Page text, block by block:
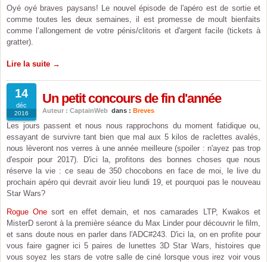
Oyé oyé braves paysans! Le nouvel épisode de l'apéro est de sortie et
comme toutes les deux semaines, il est promesse de moult bienfaits
comme l’allongement de votre pénis/clitoris et d'argent facile (tickets à
gratter).
Lire la suite →
14
déc
2016
Un petit concours de fin d'année
Auteur : CaptainWeb dans : Breves
Les jours passent et nous nous rapprochons du moment fatidique ou,
essayant de survivre tant bien que mal aux 5 kilos de raclettes avalés,
nous lèveront nos verres à une année meilleure (spoiler : n'ayez pas trop
d'espoir pour 2017). D'ici la, profitons des bonnes choses que nous
réserve la vie : ce seau de 350 chocobons en face de moi, le live du
prochain apéro qui devrait avoir lieu lundi 19, et pourquoi pas le nouveau
Star Wars?
Rogue One sort en effet demain, et nos camarades LTP, Kwakos et
MisterD seront à la première séance du Max Linder pour découvrir le film,
et sans doute nous en parler dans l'ADC#243. D'ici la, on en profite pour
vous faire gagner ici 5 paires de lunettes 3D Star Wars, histoires que
vous soyez les stars de votre salle de ciné lorsque vous irez voir vous